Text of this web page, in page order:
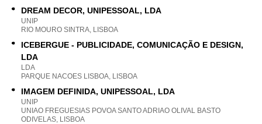
DREAM DECOR, UNIPESSOAL, LDA
UNIP
RIO MOURO SINTRA, LISBOA
ICEBERGUE - PUBLICIDADE, COMUNICAÇÃO E DESIGN,
LDA
LDA
PARQUE NACOES LISBOA, LISBOA
IMAGEM DEFINIDA, UNIPESSOAL, LDA
UNIP
UNIAO FREGUESIAS POVOA SANTO ADRIAO OLIVAL BASTO
ODIVELAS, LISBOA